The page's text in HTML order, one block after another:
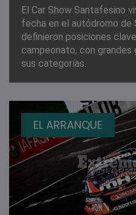
El Car Show Santafesino
fecha en el autódromo de
definieron posiciones
campeonato, con grandes
sus categorías.
EL ARRANQUE